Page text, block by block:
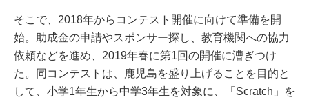
そこで、2018年からコンテスト開催に向けて準備を開
始。助成金の申請やスポンサー探し、教育機関への協力
依頼などを進め、2019年春に第1回の開催に漕ぎつけ
た。同コンテストは、鹿児島を盛り上げることを目的と
して、小学1年生から中学3年生を対象に、「Scratch」を